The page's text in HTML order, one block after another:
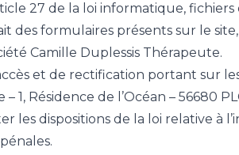
27 de la loi informatique, fichiers
formulaires présents sur le
Camille Duplessis Thérapeute.
et de rectification portant sur
1, Résidence de l’Océan – 56680
les dispositions de la loi relative à